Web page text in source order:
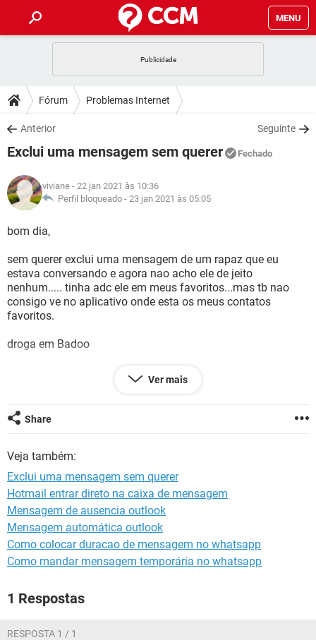
MENU
CELULAR FACEBOOK
OUTLOOK
INSTAGRAM GMAIL
GUIA DE COMPRAS
DICAS
JOGOS WHATSAPP
INSTAGRAM
GUIA DE COMPRAS
DOWNLOADS
JOGOS WHATSAPP
CELULAR
OUTLOOK EXCEL
INSTAGRAM
JOGOS
CELULAR
OUTLOOK
INSTAGRAM GMAIL
GUIA DE COMPRAS
GLOSSÁRIO
JOGOS
OUTLOOK EXCEL
INSTAGRAM GMAIL
GUIA DE COMPRAS
Fórum Problemas Internet
Anterior Seguinte
Exclui uma mensagem sem querer Fechado
viviane - 22 jan 2021 às 10:36
Perfil bloqueado - 23 jan 2021 às 05:05
bom dia,
sem querer exclui uma mensagem de um rapaz que eu
estava conversando e agora nao acho ele de jeito
nenhum..... tinha adc ele em meus favoritos...mas tb nao
consigo ve no aplicativo onde esta os meus contatos
favoritos.
droga em Badoo
Ver mais
Share
Veja também:
Exclui uma mensagem sem querer
Hotmail entrar direto na caixa de mensagem
Mensagem de ausencia outlook
Mensagem automática outlook
Como colocar duracao de mensagem no whatsapp
Como mandar mensagem temporária no whatsapp
1 Respostas
RESPOSTA 1 / 1